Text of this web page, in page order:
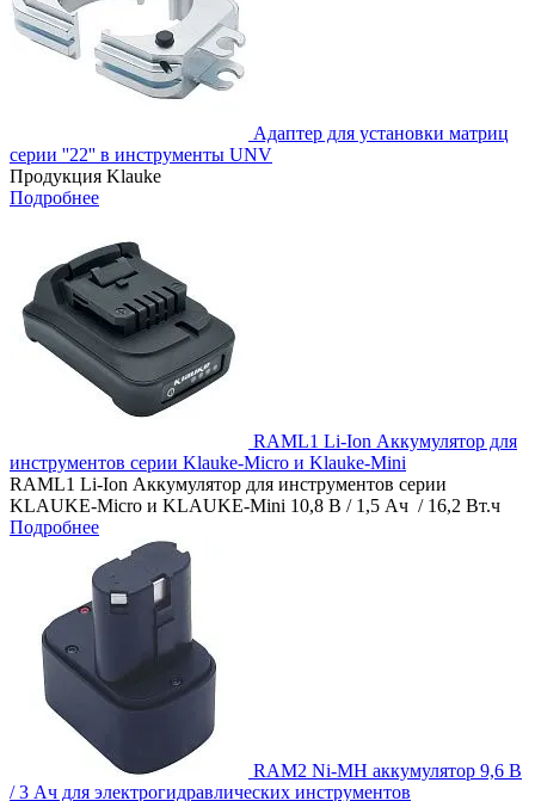
Адаптер для установки матриц
серии ''22'' в инструменты UNV
Продукция Klauke
Подробнее
RAML1 Li-Ion Аккумулятор для
инструментов серии Klauke-Micro и Klauke-Mini
RAML1 Li-Ion Аккумулятор для инструментов серии
KLAUKE-Micro и KLAUKE-Mini 10,8 В / 1,5 Ач / 16,2 Вт.ч
Подробнее
RAM2 Ni-MH аккумулятор 9,6 В
/ 3 Ач для электрогидравлических инструментов